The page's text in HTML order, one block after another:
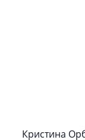
Кристина